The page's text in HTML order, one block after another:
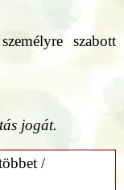
szabott
jogát.
/